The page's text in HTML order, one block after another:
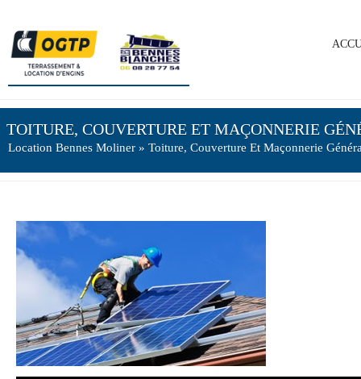
TOITURE, COUVERTURE ET MAÇONNERIE
Location Bennes Moliner » Toiture, Couverture Et Maçonnerie